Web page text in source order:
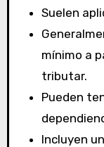
Suelen
mínimo a
tributar.
Pueden
Incluyen